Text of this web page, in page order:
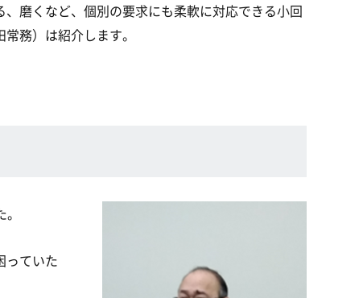
磨くなど、個別の要求にも柔軟に対応できる小回
務）は紹介します。
っていた